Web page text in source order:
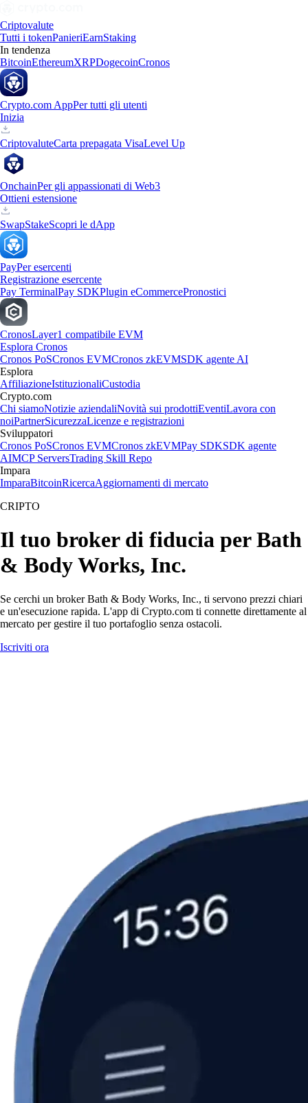
Criptovalute
Tutti i tokenPanieriEarnStaking
In tendenza
BitcoinEthereumXRPDogecoinCronos
Crypto.com AppPer tutti gli utenti
Inizia
CriptovaluteCarta prepagata VisaLevel Up
OnchainPer gli appassionati di Web3
Ottieni estensione
SwapStakeScopri le dApp
PayPer esercenti
Registrazione esercente
Pay TerminalPay SDKPlugin eCommercePronostici
CronosLayer1 compatibile EVM
Esplora Cronos
Cronos PoSCronos EVMCronos zkEVMSDK agente AI
Esplora
AffiliazioneIstituzionaliCustodia
Crypto.com
Chi siamoNotizie aziendaliNovità sui prodottiEventiLavora con
noiPartnerSicurezzaLicenze e registrazioni
Sviluppatori
Cronos PoSCronos EVMCronos zkEVMPay SDKSDK agente
AIMCP ServersTrading Skill Repo
Impara
ImparaBitcoinRicercaAggiornamenti di mercato
CRIPTO
Il tuo broker di fiducia per Bath
& Body Works, Inc.
Se cerchi un broker Bath & Body Works, Inc., ti servono prezzi chiari
e un'esecuzione rapida. L'app di Crypto.com ti connette direttamente al
mercato per gestire il tuo portafoglio senza ostacoli.
Iscriviti ora